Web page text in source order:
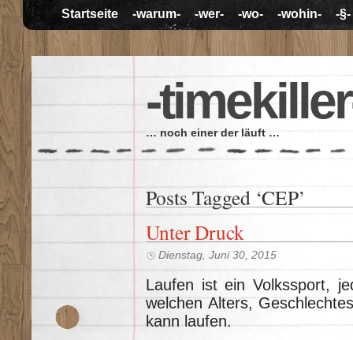
Startseite -warum- -wer- -wo- -wohin- -§-
-
… noch einer der läuft …
Posts Tagged ‘CEP’
Unter Druck
Dienstag, Juni 30, 2015
Laufen ist ein Volkssport,
welchen Alters,
kann laufen.